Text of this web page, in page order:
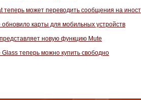
теперь может переводить сообщения на
обновило карты для мобильных устройств
новую функцию Mute
Glass теперь можно купить свободно